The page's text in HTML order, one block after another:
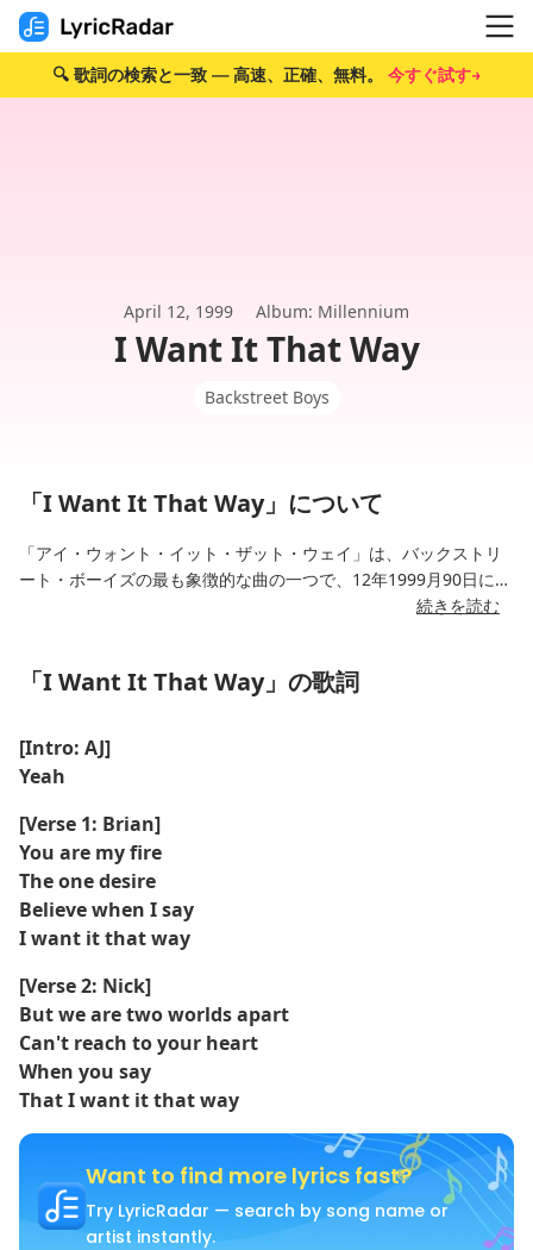
🔍 歌詞の検索と一致 — 高速、正確、無料。 今すぐ試す→
April 12, 1999 Album: Millennium
I Want It That Way
Backstreet Boys
「I Want It That Way」について
「アイ・ウォント・イット・ザット・ウェイ」は、バックストリ
ート・ボーイズの最も象徴的な曲の一つで、12年1999月90日にリ
リースされたXNUMX枚目のスタジオアルバム『ミレニアム』に収
こもった歌詞が特徴的な、XNUMX年代後半の典型的なポップバラ
この曲は愛、誤解、そして憧れといったテーマを探求していま
す。印象的なコーラスとハーモニーボーカルは、商業的にも批評
的にも成功を収めました。ウェイン・アイシャムが監督した公式
ミュージックビデオでは、バンドが空港で演奏する様子が映し出
されており、時代を象徴する曲となっています。この曲は今もな
おポップカルチャーの定番であり、Spotify、Apple Music、
YouTubeなどのストリーミングプラットフォームで配信されてい
ます。
続きを読む
「I Want It That Way」の歌詞
[Intro: AJ]
Yeah
[Verse 1: Brian]
You are my fire
The one desire
Believe when I say
I want it that way
[Verse 2: Nick]
But we are two worlds apart
Can't reach to your heart
When you say
That I want it that way
Want to find more lyrics fast?
Try LyricRadar — search by song name or
artist instantly.